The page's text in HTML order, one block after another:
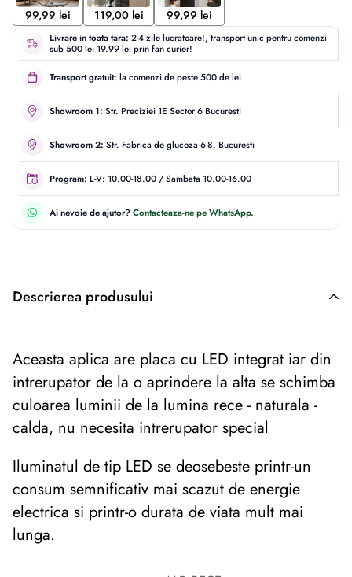
99,99 lei 119,00 lei 99,99 lei
Livrare in toata tara: 2-4 zile lucratoare!, transport unic pentru comenzi
sub 500 lei 19.99 lei prin fan curier!
Transport gratuit: la comenzi de peste 500 de lei
Showroom 1: Str. Preciziei 1E Sector 6 Bucuresti
Showroom 2: Str. Fabrica de glucoza 6-8, Bucuresti
Program: L-V: 10.00-18.00 / Sambata 10.00-16.00
Ai nevoie de ajutor?Contacteaza-ne pe WhatsApp.
Descrierea produsului
Aceasta aplica are placa cu LED integrat iar din
intrerupator de la o aprindere la alta se schimba
culoarea luminii de la lumina rece - naturala -
calda, nu necesita intrerupator special
Iluminatul de tip LED se deosebeste printr-un
consum semnificativ mai scazut de energie
electrica si printr-o durata de viata mult mai
lunga.